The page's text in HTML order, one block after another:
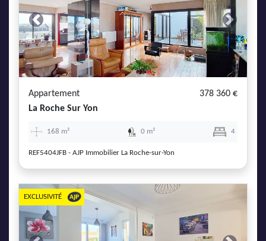
Previous Next
Appartement
378 360 €
La Roche Sur Yon
168 m² 0 m² 4
REF5404JFB - AJP Immobilier La Roche-sur-Yon
EXCLUSIVITÉ